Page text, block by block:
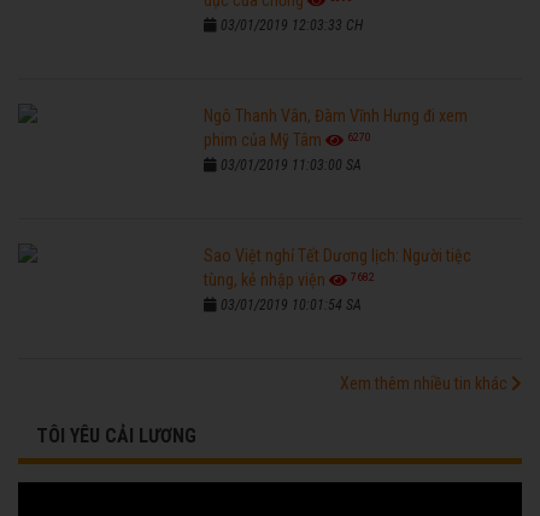
03/01/2019 12:03:33 CH
Ngô Thanh Vân, Đàm Vĩnh Hưng đi xem
phim của Mỹ Tâm
6270
03/01/2019 11:03:00 SA
Sao Việt nghỉ Tết Dương lịch: Người tiệc
tùng, kẻ nhập viện
7682
03/01/2019 10:01:54 SA
Xem thêm nhiều tin khác
TÔI YÊU CẢI LƯƠNG